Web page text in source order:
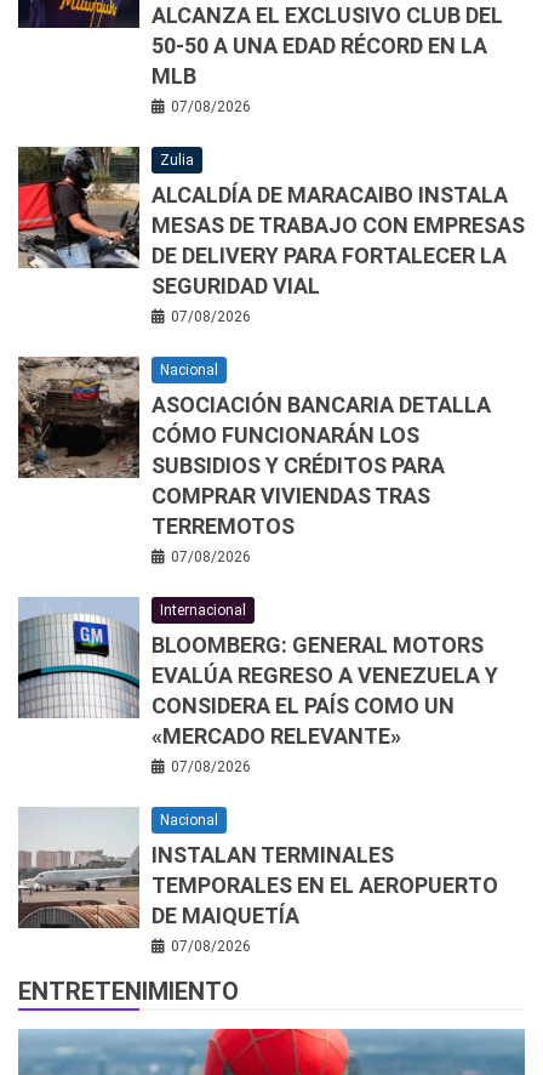
ALCANZA EL EXCLUSIVO CLUB DEL
50-50 A UNA EDAD RÉCORD EN LA
MLB
07/08/2026
Zulia
ALCALDÍA DE MARACAIBO INSTALA
MESAS DE TRABAJO CON EMPRESAS
DE DELIVERY PARA FORTALECER LA
SEGURIDAD VIAL
07/08/2026
Nacional
ASOCIACIÓN BANCARIA DETALLA
CÓMO FUNCIONARÁN LOS
SUBSIDIOS Y CRÉDITOS PARA
COMPRAR VIVIENDAS TRAS
TERREMOTOS
07/08/2026
Internacional
BLOOMBERG: GENERAL MOTORS
EVALÚA REGRESO A VENEZUELA Y
CONSIDERA EL PAÍS COMO UN
«MERCADO RELEVANTE»
07/08/2026
Nacional
INSTALAN TERMINALES
TEMPORALES EN EL AEROPUERTO
DE MAIQUETÍA
07/08/2026
ENTRETENIMIENTO